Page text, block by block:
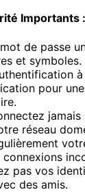
Importants :
de passe
et symboles.
pour
réseau
pas vos
des amis.